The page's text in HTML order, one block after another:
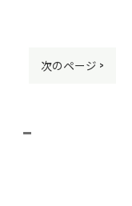
次のページ >